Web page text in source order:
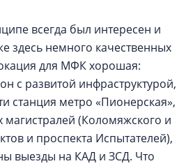
всегда был интересен и
здесь немного качественных
для МФК хорошая:
с развитой инфраструктурой,
станция метро «Пионерская»,
магистралей (Коломяжского и
и проспекта Испытателей),
выезды на КАД и ЗСД. Что